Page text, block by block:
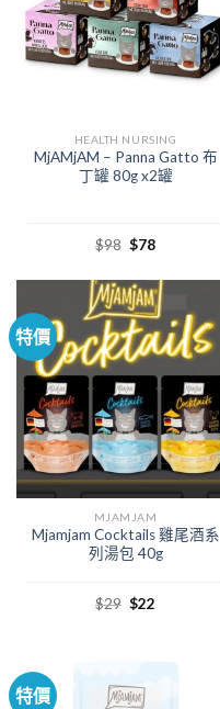
HEALTH NURSING
MjAMjAM – Panna Gatto 布
丁罐 80g x2罐
$98 $78
特價
MJAMJAM
Mjamjam Cocktails 雞尾酒系
列湯包 40g
$29 $22
特價